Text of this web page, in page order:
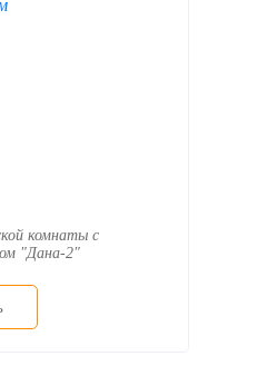
комнаты с
"Дана-2"